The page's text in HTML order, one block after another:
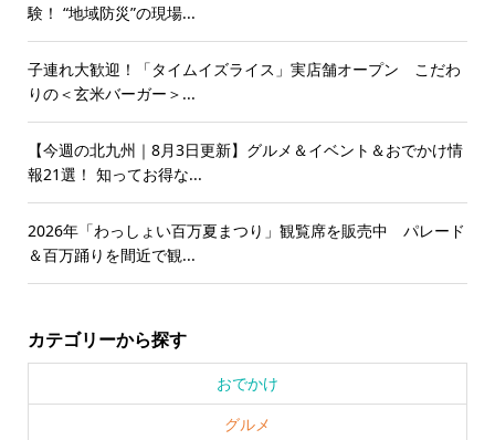
験！ “地域防災”の現場...
子連れ大歓迎！「タイムイズライス」実店舗オープン こだわ
りの＜玄米バーガー＞...
【今週の北九州｜8月3日更新】グルメ＆イベント＆おでかけ情
報21選！ 知ってお得な...
2026年「わっしょい百万夏まつり」観覧席を販売中 パレード
＆百万踊りを間近で観...
カテゴリーから探す
おでかけ
グルメ